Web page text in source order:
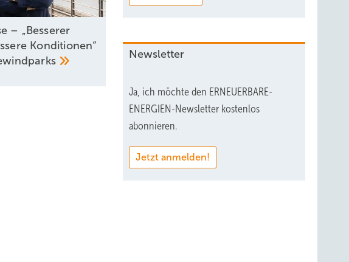
– „Besserer
Konditionen“
Newsletter
Ja, ich möchte den ERNEUERBARE-
ENERGIEN-Newsletter kostenlos
abonnieren.
Jetzt anmelden!